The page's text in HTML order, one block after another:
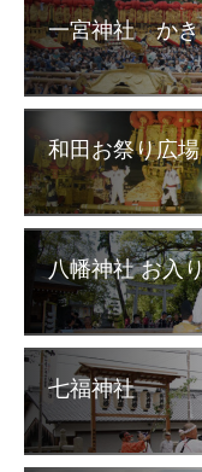
一宮神社 かき
和田お祭り広
八幡神社 お入
七福神社